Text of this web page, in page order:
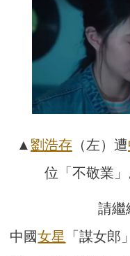
▲ 劉浩存 （左）遭
位「不敬業
請
中國女星
「謀女